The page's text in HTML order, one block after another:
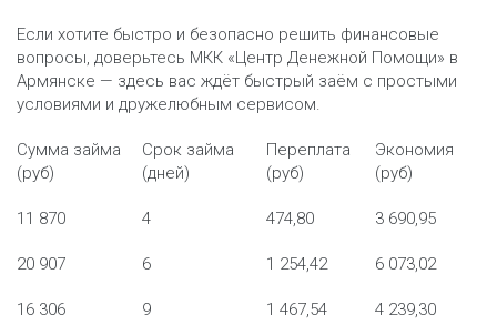
Если хотите быстро и безопасно решить финансовые
вопросы, доверьтесь МКК «Центр Денежной Помощи» в
Армянске — здесь вас ждёт быстрый заём с простыми
условиями и дружелюбным сервисом.
Сумма займа
(руб)
Срок займа
(дней)
Переплата
(руб)
Экономия
(руб)
11 870 4 474,80 3 690,95
20 907 6 1 254,42 6 073,02
16 306 9 1 467,54 4 239,30